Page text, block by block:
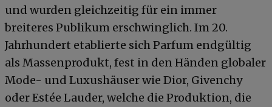
und wurden gleichzeitig für ein immer
breiteres Publikum erschwinglich. Im 20.
Jahrhundert etablierte sich Parfum endgültig
als Massenprodukt, fest in den Händen globaler
Mode- und Luxushäuser wie Dior, Givenchy
oder Estée Lauder, welche die Produktion, die